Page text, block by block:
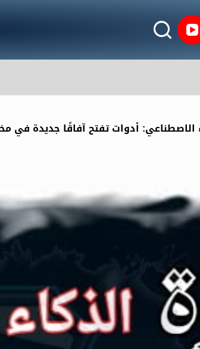
الاصطناعي: أدوات تفتح آفاقًا جديدة في